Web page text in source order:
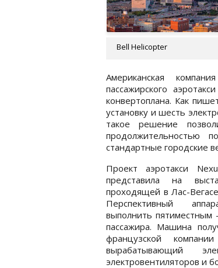
Bell Helicopter
Американская
пассажирского
конвертоплана. Как
установку и шесть
такое решение
продолжительностью
стандартные городские
Проект аэротакси
представила на
проходящей в Лас-
Перспективный
выполнить
пассажира. Машина
французской
вырабатывающий
электровентиляторов и